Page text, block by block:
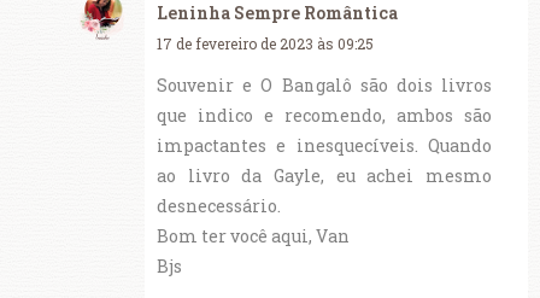
Leninha Sempre Romântica
17 de fevereiro de 2023 às 09:25
Souvenir e O Bangalô são dois livros
que indico e recomendo, ambos são
impactantes e inesquecíveis. Quando
ao livro da Gayle, eu achei mesmo
desnecessário.
Bom ter você aqui, Van
Bjs